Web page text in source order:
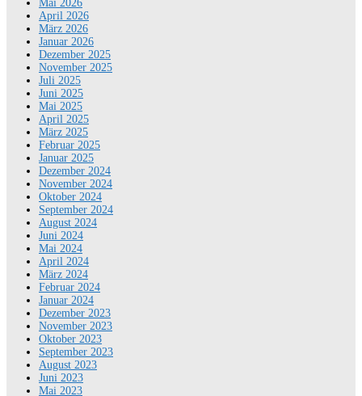
Mai 2026
April 2026
März 2026
Januar 2026
Dezember 2025
November 2025
Juli 2025
Juni 2025
Mai 2025
April 2025
März 2025
Februar 2025
Januar 2025
Dezember 2024
November 2024
Oktober 2024
September 2024
August 2024
Juni 2024
Mai 2024
April 2024
März 2024
Februar 2024
Januar 2024
Dezember 2023
November 2023
Oktober 2023
September 2023
August 2023
Juni 2023
Mai 2023